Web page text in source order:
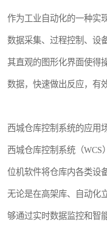
作为工业自动化的一种实
数据采集、过程控制、设
其直观的图形化界面使得
数据，快速做出反应，有
西城仓库控制系统的应用
西城仓库控制系统（
位机软件将仓库内各类设
无论是在高架库、自动化
够通过实时数据监控和智